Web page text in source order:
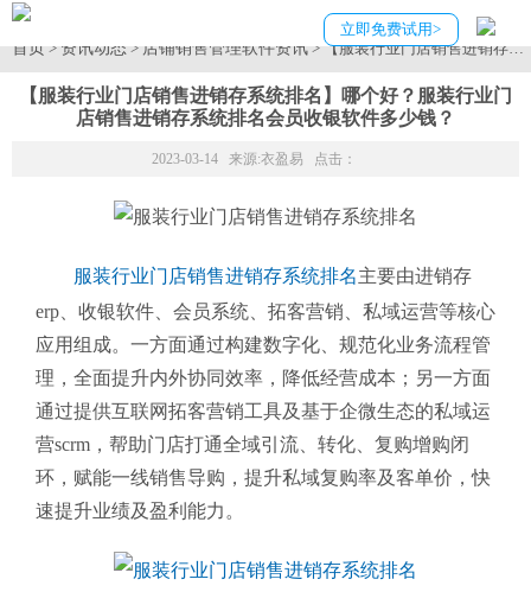
立即免费试用>
首页>资讯动态>店铺销售管理软件资讯> 【服装行业门店销售进销存系
【服装行业门店销售进销存系统排名】哪个好？服装行业门
店销售进销存系统排名会员收银软件多少钱？
2023-03-14 来源:衣盈易 点击：
服装行业门店销售进销存系统排名主要由进销存
erp、收银软件、会员系统、拓客营销、私域运营等核心
应用组成。一方面通过构建数字化、规范化业务流程管
理，全面提升内外协同效率，降低经营成本；另一方面
通过提供互联网拓客营销工具及基于企微生态的私域运
营scrm，帮助门店打通全域引流、转化、复购增购闭
环，赋能一线销售导购，提升私域复购率及客单价，快
速提升业绩及盈利能力。